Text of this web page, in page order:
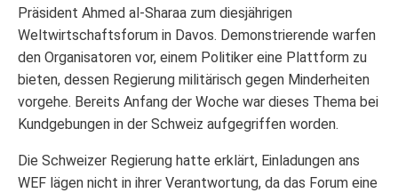
Präsident Ahmed al-Sharaa zum diesjährigen
Weltwirtschaftsforum in Davos. Demonstrierende warfen
den Organisatoren vor, einem Politiker eine Plattform zu
bieten, dessen Regierung militärisch gegen Minderheiten
vorgehe. Bereits Anfang der Woche war dieses Thema bei
Kundgebungen in der Schweiz aufgegriffen worden.
Die Schweizer Regierung hatte erklärt, Einladungen ans
WEF lägen nicht in ihrer Verantwortung, da das Forum eine